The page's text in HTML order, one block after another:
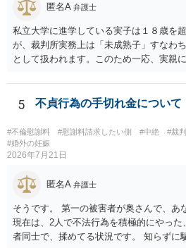
匿名A 弁護士
私立大学に進学している実子は１８歳を
が、裁判所実務上は「未成熟子」すなわ
として扱われます。このため一応、実親
者宛に養育費を支払っており、当該養育
一部含まれています。また、私立大学進
けではないという事情も存在します。 こ
だとしても学費の請求が裁判所によって
えます。 以上整理したとおり、貴殿の事
に伝えるのが良い対処法と思います。
5 不貞行為の手切れ金について
#不倫慰謝料 #慰謝料請求したい側 #中絶 #裁判
#婚外の妊娠
2026年7月21日
匿名A 弁護士
そうです。 第一の被害者が奥さんで、あ
現在は、2人で不法行為を積極的にやっ
者同士で、揉めてる状況です。 知らずに